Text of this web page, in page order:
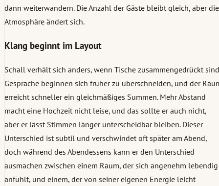
dann weiterwandern. Die Anzahl der Gäste bleibt gleich, aber die
Atmosphäre ändert sich.
Klang beginnt im Layout
Schall verhält sich anders, wenn Tische zusammengedrückt
Gespräche beginnen sich früher zu überschneiden, und der
erreicht schneller ein gleichmäßiges Summen. Mehr Abstand
macht eine Hochzeit nicht leise, und das sollte er auch nicht,
aber er lässt Stimmen länger unterscheidbar bleiben. Dieser
Unterschied ist subtil und verschwindet oft später am Abend,
doch während des Abendessens kann er den Unterschied
ausmachen zwischen einem Raum, der sich angenehm lebendig
anfühlt, und einem, der von seiner eigenen Energie leicht